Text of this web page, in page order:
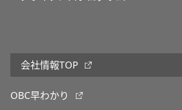
会社情報TOP
OBC早わかり